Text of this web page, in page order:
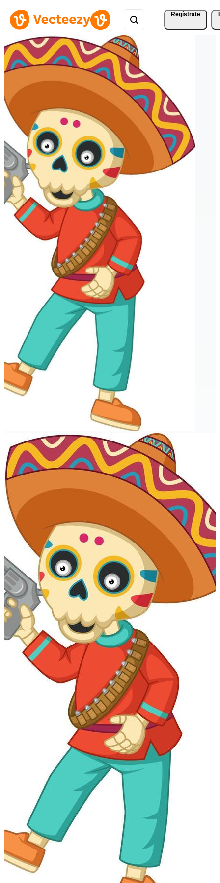
Regístrate